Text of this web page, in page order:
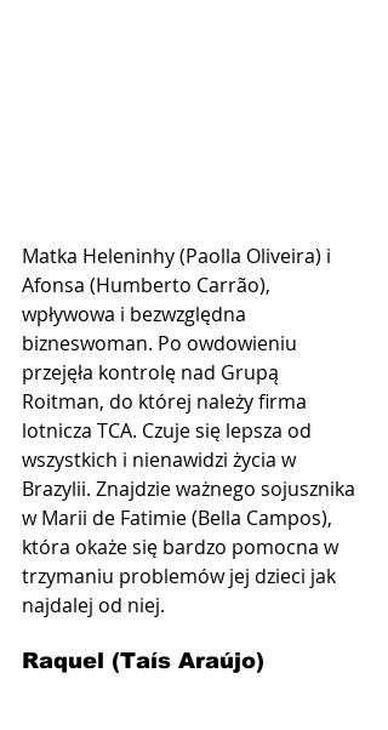
Matka Heleninhy (Paolla Oliveira) i
Afonsa (Humberto Carrão),
wpływowa i bezwzględna
bizneswoman. Po owdowieniu
przejęła kontrolę nad Grupą
Roitman, do której należy firma
lotnicza TCA. Czuje się lepsza od
wszystkich i nienawidzi życia w
Brazylii. Znajdzie ważnego sojusznika
w Marii de Fatimie (Bella Campos),
która okaże się bardzo pomocna w
trzymaniu problemów jej dzieci jak
najdalej od niej.
Raquel (Taís Araújo)